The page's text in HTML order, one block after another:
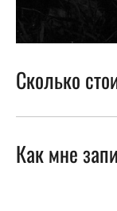
Сколько
Как мне